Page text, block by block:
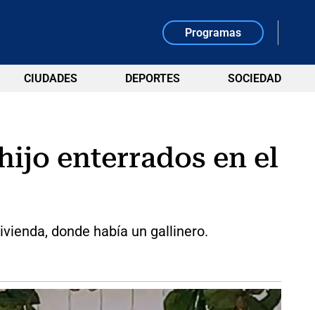
Programas
CIUDADES DEPORTES SOCIEDAD
enterrados en el
donde había un gallinero.